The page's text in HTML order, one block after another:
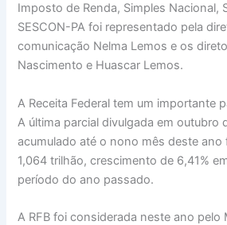
Imposto de Renda, Simples Nacional,
SESCON-PA foi representado pela
comunicação Nelma Lemos e os
Nascimento e Huascar Lemos.
A Receita Federal tem um importante
A última parcial divulgada em outubro
acumulado até o nono mês deste
1,064 trilhão, crescimento de 6,41%
período do ano passado.
A RFB foi considerada neste ano pelo